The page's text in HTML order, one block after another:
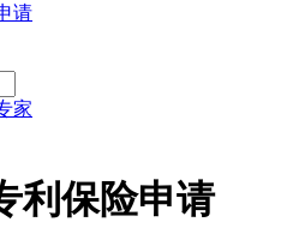
请
家
利保险申请